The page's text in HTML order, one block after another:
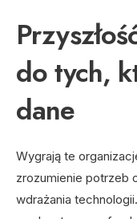
do tych,
dane
Wygrają te
zrozumienie potrzeb
wdrażania